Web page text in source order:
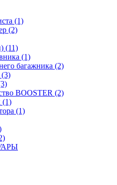
(1)
(2)
(11)
(1)
багажника (2)
(3)
BOOSTER (2)
(1)
(1)